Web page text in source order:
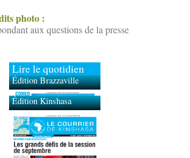
photo :
aux questions de la presse
Lire le quotidien
Édition Brazzaville
Édition Kinshasa